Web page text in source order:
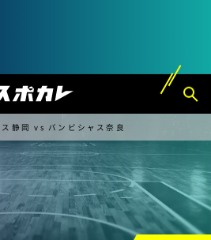
静岡 vs バンビシャス奈良